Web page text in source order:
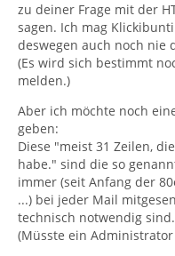
zu deiner Frage mit der
sagen. Ich mag
deswegen auch noch nie
(Es wird sich bestimmt
melden.)
Aber ich möchte noch
geben:
Diese "meist 31 Zeilen,
habe." sind die so
immer (seit Anfang der
...) bei jeder Mail
technisch notwendig
(Müsste ein